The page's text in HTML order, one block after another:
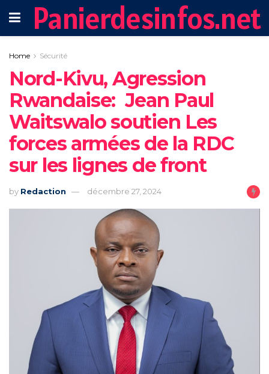
Panierdesinfos.net
Home Sécurité
‎Nord-Kivu, Agression
Rwandaise: Jean Paul
Waitswalo soutien Les
forces armées de la RDC
sur les lignes de front
by Redaction décembre 27, 2024